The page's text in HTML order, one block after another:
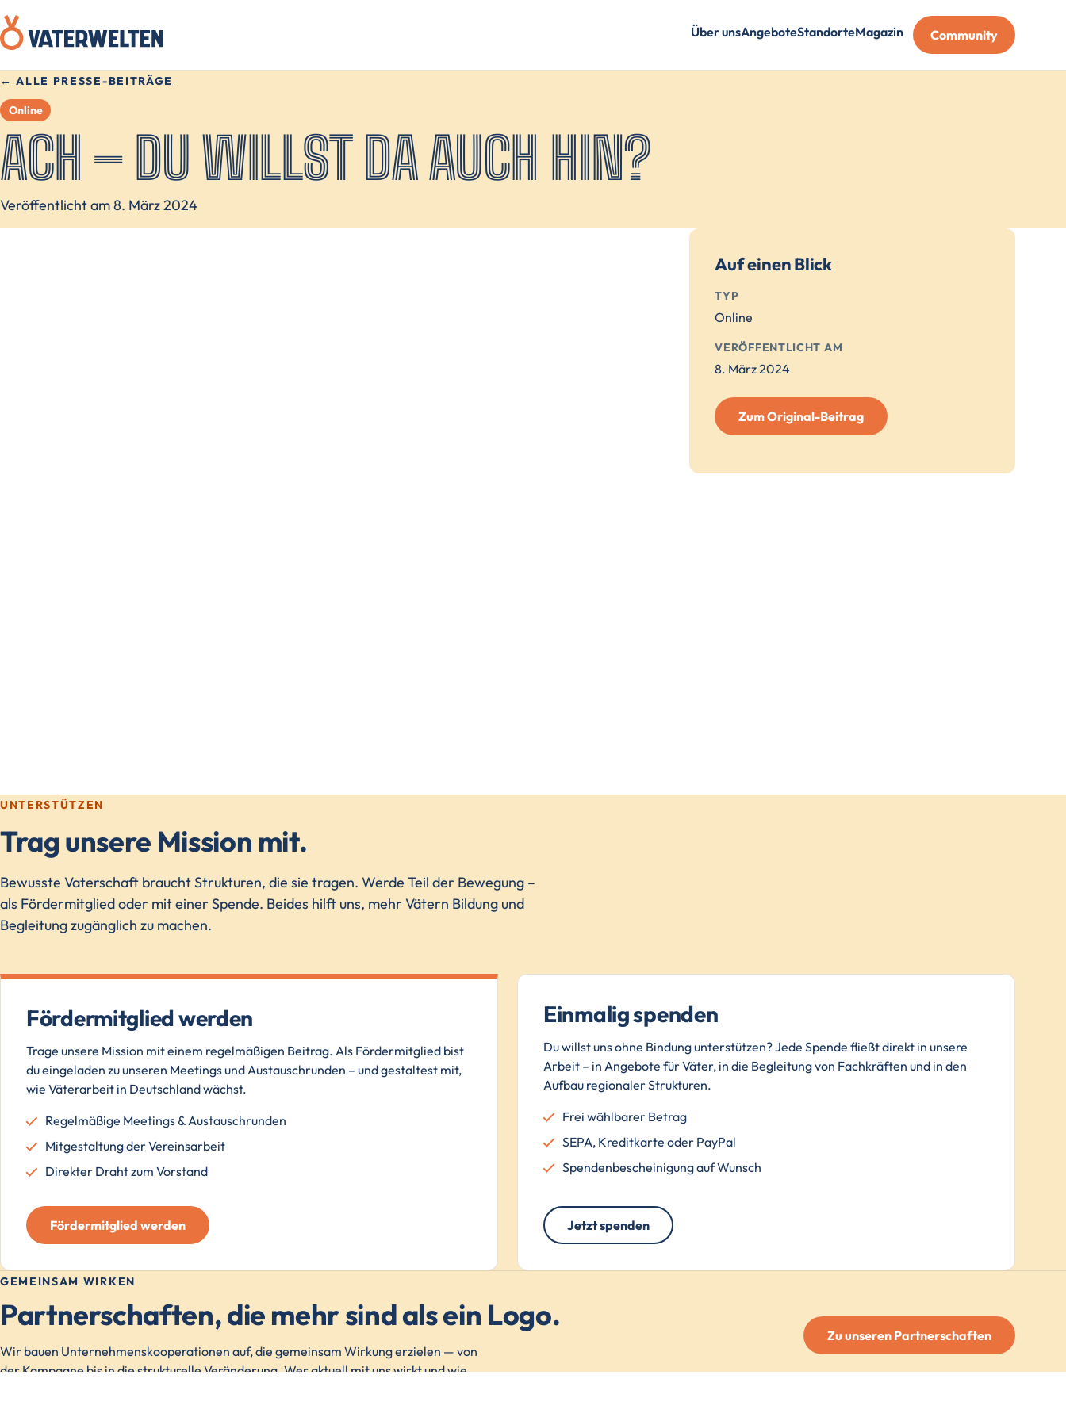
Über unsAngeboteStandorteMagazin Community
← ALLE PRESSE-BEITRÄGE
Online
ACH – DU WILLST DA AUCH HIN?
Veröffentlicht am 8. März 2024
Auf einen Blick
TYP
Online
VERÖFFENTLICHT AM
8. März 2024
Zum Original-Beitrag
(öffnet
externe
neuem
UNTERSTÜTZEN
Trag unsere Mission mit.
Bewusste Vaterschaft braucht Strukturen, die sie tragen. Werde Teil der Bewegung –
als Fördermitglied oder mit einer Spende. Beides hilft uns, mehr Vätern Bildung und
Begleitung zugänglich zu machen.
Fördermitglied werden
Trage unsere Mission mit einem regelmäßigen Beitrag. Als Fördermitglied bist
du eingeladen zu unseren Meetings und Austauschrunden – und gestaltest mit,
wie Väterarbeit in Deutschland wächst.
Regelmäßige Meetings & Austauschrunden
Mitgestaltung der Vereinsarbeit
Direkter Draht zum Vorstand
Fördermitglied werden
Einmalig spenden
Du willst uns ohne Bindung unterstützen? Jede Spende fließt direkt in unsere
Arbeit – in Angebote für Väter, in die Begleitung von Fachkräften und in den
Aufbau regionaler Strukturen.
Frei wählbarer Betrag
SEPA, Kreditkarte oder PayPal
Spendenbescheinigung auf Wunsch
Jetzt spenden
GEMEINSAM WIRKEN
Partnerschaften, die mehr sind als ein Logo.
Wir bauen Unternehmenskooperationen auf, die gemeinsam Wirkung erzielen — von
der Kampagne bis in die strukturelle Veränderung. Wer aktuell mit uns wirkt und wie
Zu unseren Partnerschaften